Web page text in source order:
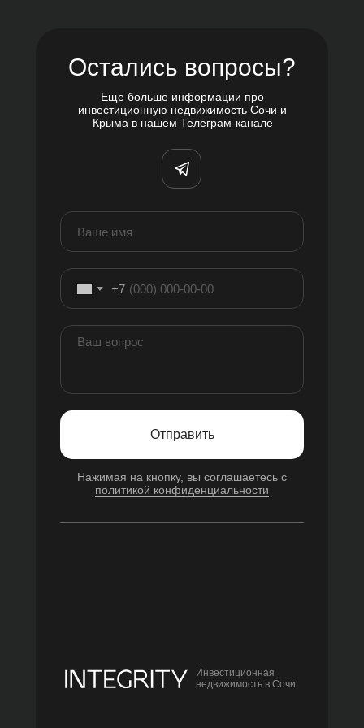
Еще больше информации про
инвестиционную недвижимость Сочи и
Крыма в нашем Телеграм-канале
+7
Отправить
Нажимая на кнопку, вы соглашаетесь с
политикой конфиденциальности
Остались вопросы?
Инвестиционная
недвижимость в Сочи